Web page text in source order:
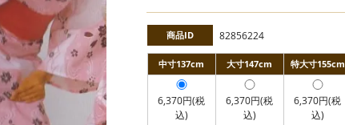
商品ID 82856224
中寸137cm 大寸147cm 特大寸155cm
6,370円(税
込)
6,370円(税
込)
6,370円(税
込)